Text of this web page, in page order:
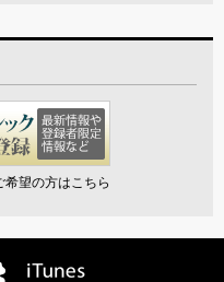
望の方はこちら